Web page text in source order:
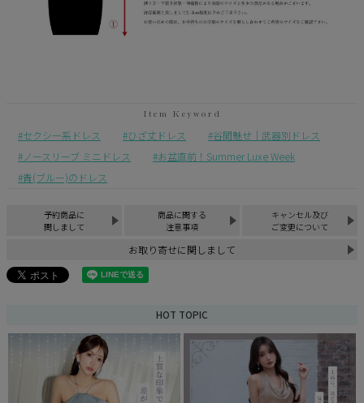
セクシー系ドレス ひざ丈ドレス
谷間魅せ｜武器別ドレス
ノースリーブ ミニドレス
お盆直前！Summer Luxe Week
青(ブルー)のドレス
予約商品に
関しまして
商品に関する
注意事項
キャンセル及び
ご変更について
お取り寄せに関しまして
HOT TOPIC